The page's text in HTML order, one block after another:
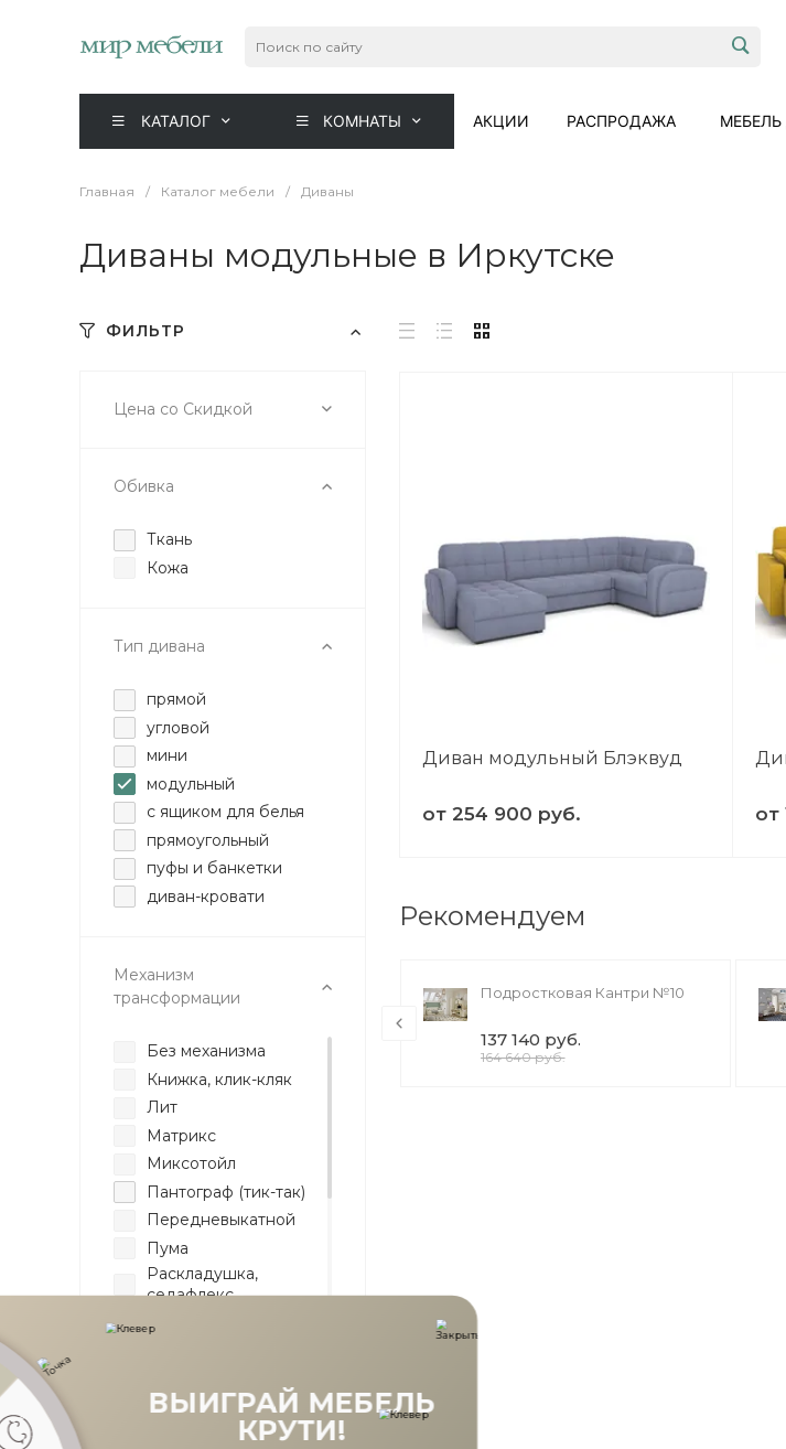
КАТАЛОГ КОМНАТЫ АКЦИИ РАСПРОДАЖА
Главная / Каталог мебели / Диваны
Диваны модульные в Иркутске
ФИЛЬТР
Цена со Скидкой
Обивка
Ткань
Кожа
Тип дивана
прямой
угловой
мини
модульный
с ящиком для белья
прямоугольный
пуфы и банкетки
диван-кровати
Механизм
трансформации
Без механизма
Книжка, клик-кляк
Лит
Матрикс
Миксотойл
Пантограф (тик-так)
Передневыкатной
Пума
Раскладушка,
седафлекс
Реклайнер
Аккордеон
раскладывания
Диван модульный Блэквуд
от 254 900 руб. от
Рекомендуем
Комплект полок Анри
АН-011.00, Швейцарский вяз
4 190 руб.
Подростковая Кантри №10
137 140 руб.
164 640 руб.
ВЫИГРАЙ МЕБЕЛЬ
КРУТИ!